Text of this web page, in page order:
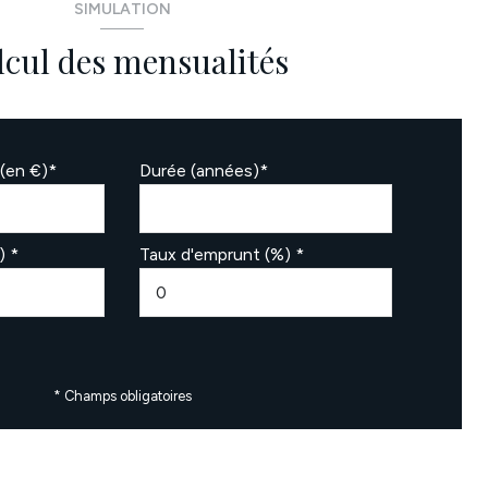
SIMULATION
des mensualités
€)* Durée (années)*
* Taux d'emprunt (%) *
* Champs obligatoires